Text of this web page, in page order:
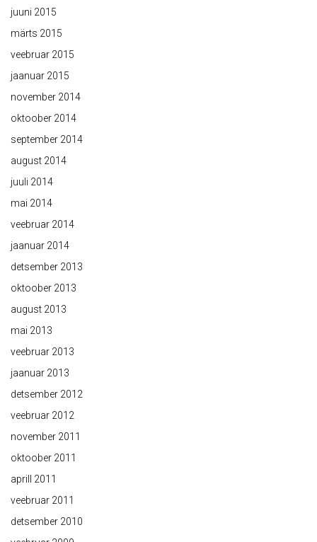
juuni 2015
märts 2015
veebruar 2015
jaanuar 2015
november 2014
oktoober 2014
september 2014
august 2014
juuli 2014
mai 2014
veebruar 2014
jaanuar 2014
detsember 2013
oktoober 2013
august 2013
mai 2013
veebruar 2013
jaanuar 2013
detsember 2012
veebruar 2012
november 2011
oktoober 2011
aprill 2011
veebruar 2011
detsember 2010